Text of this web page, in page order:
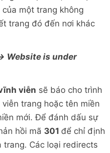
một trang không
trang đó đến nơi khác
Website is under
viễn sẽ báo cho trình
trang hoặc tên miền
mới. Để đánh dấu sự
hồi mã 301 để chỉ định
Các loại redirects